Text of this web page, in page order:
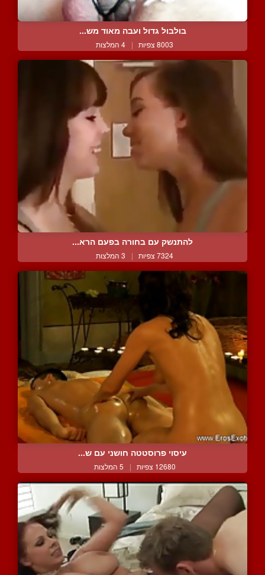
בולבול גדול ועבה מאוד מש...
8003 צפיות | 4 המלצות
להתנשק עם בחורה בפעם הרא...
7324 צפיות | 3 המלצות
עיסוי פרוסטטה חושני עם ש...
12680 צפיות | 5 המלצות